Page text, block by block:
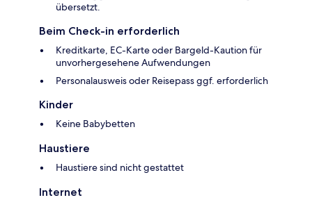
übersetzt.
Beim Check-in erforderlich
Kreditkarte, EC-Karte oder Bargeld-Kaution für
unvorhergesehene Aufwendungen
Personalausweis oder Reisepass ggf. erforderlich
Kinder
Keine Babybetten
Haustiere
Haustiere sind nicht gestattet
Internet